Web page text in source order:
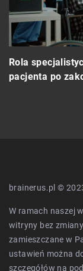
Rola
pacjenta po
brainerus.pl ©
W ramach naszej
witryny bez
zamieszczane w
ustawień można
szczegółów na